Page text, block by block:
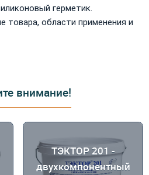
герметик.
товара, области применения и
внимание!
ТЭКТОР 201 -
двухкомпонентный